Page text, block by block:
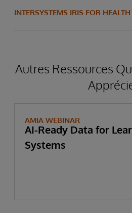
INTERSYSTEMS IRIS FOR HEALTH
Autres Ressources
AMIA WEBINAR
AI-Ready Data for
Systems